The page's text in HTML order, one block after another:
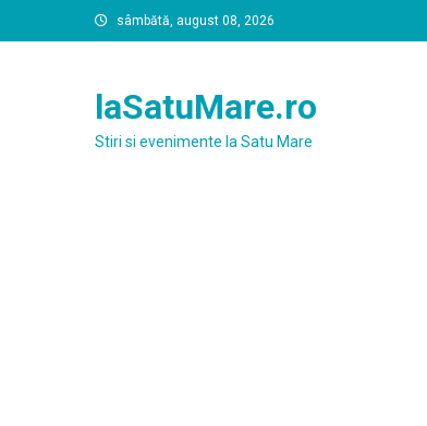
to
sâmbătă, august 08, 2026
laSatuMare.ro
Stiri si evenimente la Satu Mare